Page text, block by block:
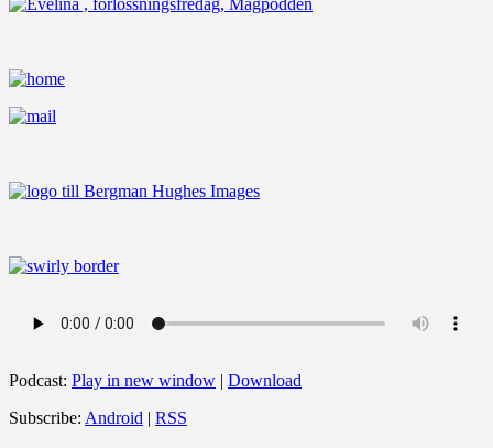
Podcast: Play in new window | Download
Subscribe: Android | RSS